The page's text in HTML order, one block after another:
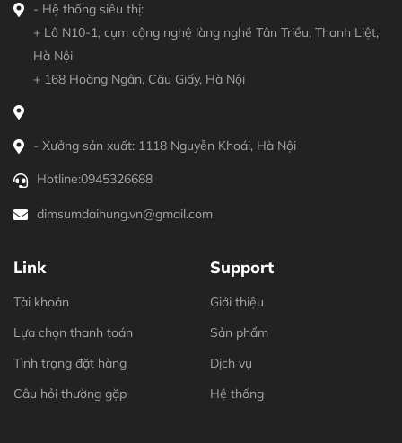
- Hệ thống siêu thị:
+ Lô N10-1, cụm cộng nghệ làng nghề Tân Triều, Thanh Liệt,
Hà Nội
+ 168 Hoàng Ngân, Cầu Giấy, Hà Nội
- Xưởng sản xuất: 1118 Nguyễn Khoái, Hà Nội
Hotline:0945326688
dimsumdaihung.vn@gmail.com
Link
Tài khoản
Lựa chọn thanh toán
Tình trạng đặt hàng
Câu hỏi thường gặp
Support
Giới thiệu
Sản phẩm
Dịch vụ
Hệ thống